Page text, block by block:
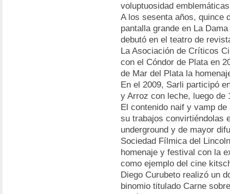
voluptuosidad
A los sesenta años, quince
pantalla grande en La
debutó en el teatro de
La Asociación de Críticos
con el Cóndor de Plata en
de Mar del Plata la
En el 2009, Sarli participó
y Arroz con leche, luego de
El contenido naif y vamp
su trabajos convirtiéndolas
underground y de mayor
Sociedad Fílmica del
homenaje y festival con la
como ejemplo del cine
Diego Curubeto realizó un
binomio titulado Carne